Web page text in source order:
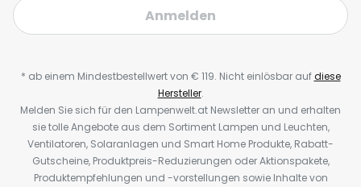
Anmelden
* ab einem Mindestbestellwert von € 119. Nicht einlösbar aufdiese
Hersteller.
Melden Sie sich für den Lampenwelt.at Newsletter an und erhalten
sie tolle Angebote aus dem Sortiment Lampen und Leuchten,
Ventilatoren, Solaranlagen und Smart Home Produkte, Rabatt-
Gutscheine, Produktpreis-Reduzierungen oder Aktionspakete,
Produktempfehlungen und -vorstellungen sowie Inhalte von